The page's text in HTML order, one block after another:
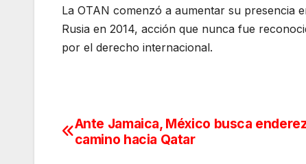
La OTAN comenzó a aumentar su presencia
Rusia en 2014, acción que nunca fue
por el derecho internacional.
Navegación
Ante Jamaica, México busca
camino hacia Qatar